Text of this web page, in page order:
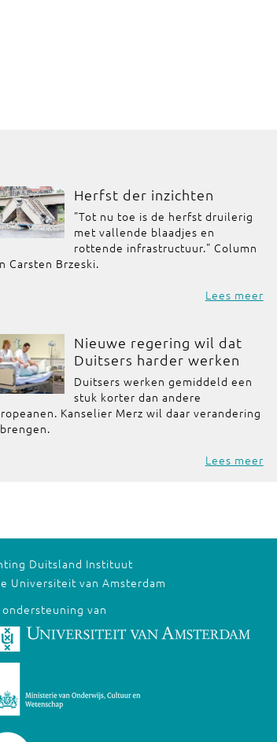
Herfst der inzichten
"Tot nu toe is de herfst druilerig
met vallende blaadjes en
rottende infrastructuur." Column
Carsten Brzeski.
Lees meer
Nieuwe regering wil dat
Duitsers harder werken
Duitsers werken gemiddeld een
stuk korter dan andere
Kanselier Merz wil daar verandering
Lees meer
Duitsland Instituut
Universiteit van Amsterdam
van